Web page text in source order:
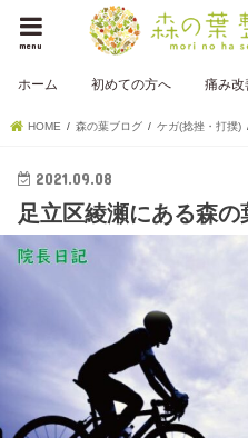
menu
ホーム 初めての方へ 痛み改
HOME 森の葉ブログ ケガ(捻挫・打撲)
2021.09.08
足立区綾瀬にある森